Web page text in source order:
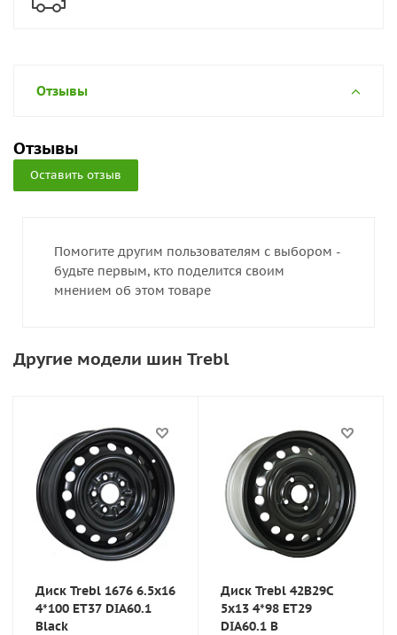
Отзывы
Отзывы
Оставить отзыв
Помогите другим пользователям с выбором -
будьте первым, кто поделится своим
мнением об этом товаре
Другие модели шин Trebl
Диск Trebl 1676 6.5x16
4*100 ET37 DIA60.1
Black
Диск Trebl 42B29C
5x13 4*98 ET29
DIA60.1 B